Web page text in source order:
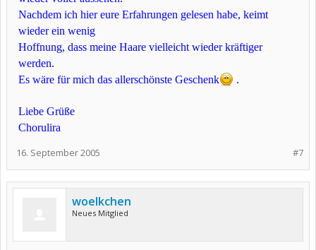
Nachdem ich hier eure Erfahrungen gelesen habe, keimt
wieder ein wenig
Hoffnung, dass meine Haare vielleicht wieder kräftiger
werden.
Es wäre für mich das allerschönste Geschenk
.
Liebe Grüße
Chorulira
#7
16. September 2005
woelkchen
Neues Mitglied